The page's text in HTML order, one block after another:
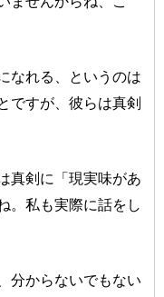
なれる、というのは
ですが、彼らは真剣
真剣に「現実味があ
。私も実際に話をし
分からないでもない